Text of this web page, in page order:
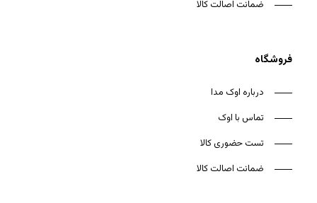
ضمانت اصالت کالا
فروشگاه
درباره اوک مدا
تماس با اوک
تست حضوری کالا
ضمانت اصالت کالا